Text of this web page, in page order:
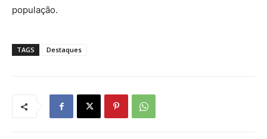
população.
TAGS Destaques